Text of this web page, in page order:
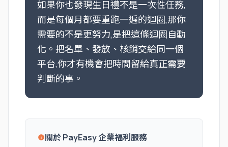
如果你也發現生日禮不是一次性任務,
而是每個月都要重跑一遍的迴圈,那你
需要的不是更努力,是把這條迴圈自動
化。把名單、發放、核銷交給同一個
平台,你才有機會把時間留給真正需要
判斷的事。
info關於 PayEasy 企業福利服務